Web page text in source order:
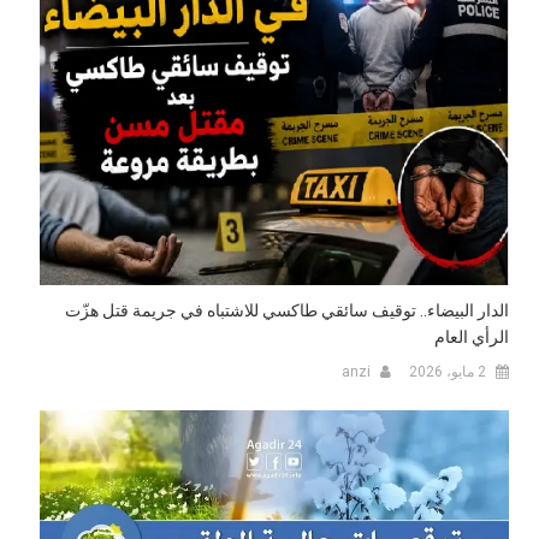
الدار البيضاء.. توقيف سائقي طاكسي للاشتباه في جريمة قتل هزّت
الرأي العام
2 مايو، 2026 anzi